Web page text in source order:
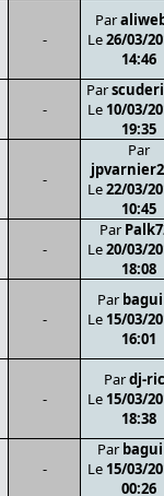
-
Par
Le26/03/
14:46
-
Par
Le 10/03/
19:35
-
Par
Le22/03/
10:45
-
Par
Le20/03/
18:08
-
Par
Le 15/03/
16:01
-
Pardj-
Le 15/03/
18:38
-
Par
Le 15/03/
00:26